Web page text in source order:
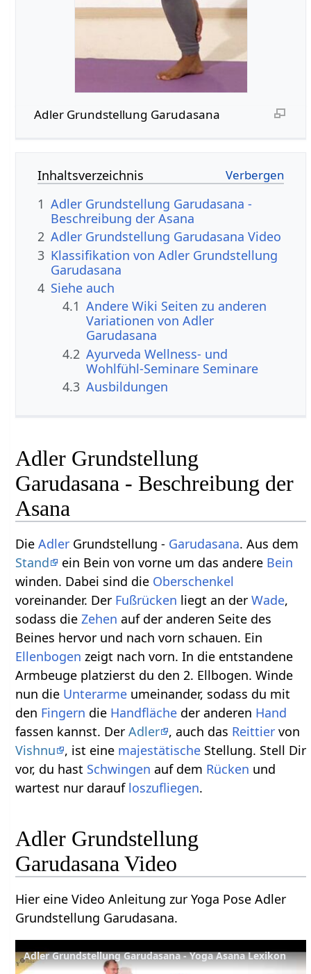
Adler Grundstellung Garudasana
Inhaltsverzeichnis
1 Adler Grundstellung Garudasana -
Beschreibung der Asana
2 Adler Grundstellung Garudasana Video
3 Klassifikation von Adler Grundstellung
Garudasana
4 Siehe auch
4.1 Andere Wiki Seiten zu anderen
Variationen von Adler
Garudasana
4.2 Ayurveda Wellness- und
Wohlfühl-Seminare Seminare
4.3 Ausbildungen
Adler Grundstellung
Garudasana - Beschreibung der
Asana
DieAdler Grundstellung - Garudasana. Aus dem
Stand
ein Bein von vorne um das andere Bein
winden. Dabei sind die Oberschenkel
voreinander. Der Fußrücken liegt an derWade,
sodass dieZehen auf der anderen Seite des
Beines hervor und nach vorn schauen. Ein
Ellenbogen zeigt nach vorn. In die entstandene
Armbeuge platzierst du den 2. Ellbogen. Winde
nun die Unterarme umeinander, sodass du mit
den Fingern die Handfläche der anderen Hand
fassen kannst. DerAdler , auch das Reittier von
Vishnu
, ist eine majestätische Stellung. Stell Dir
vor, du hast Schwingen auf dem Rücken und
wartest nur darauf loszufliegen.
Adler Grundstellung
Garudasana Video
Hier eine Video Anleitung zur Yoga Pose Adler
Grundstellung Garudasana.
Adler Grundstellung Garudasana - Yoga Asana Lexikon